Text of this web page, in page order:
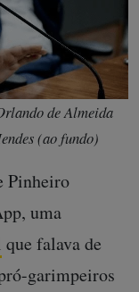
de Almeida
(ao fundo)
Pinheiro
uma
que falava de
garimpeiros